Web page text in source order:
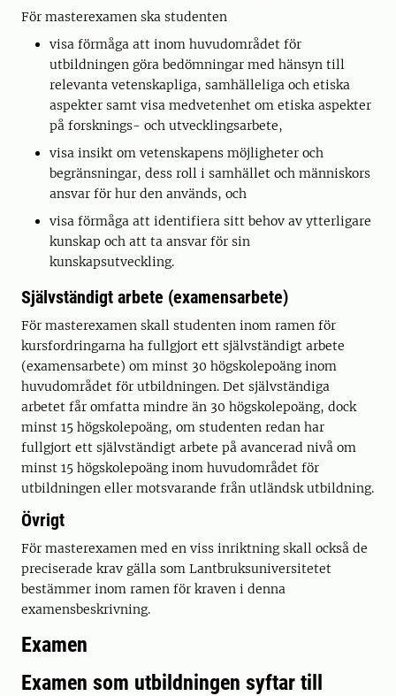
För masterexamen ska studenten
visa förmåga att inom huvudområdet för
utbildningen göra bedömningar med hänsyn till
relevanta vetenskapliga, samhälleliga och etiska
aspekter samt visa medvetenhet om etiska aspekter
på forsknings- och utvecklingsarbete,
visa insikt om vetenskapens möjligheter och
begränsningar, dess roll i samhället och människors
ansvar för hur den används, och
visa förmåga att identifiera sitt behov av ytterligare
kunskap och att ta ansvar för sin
kunskapsutveckling.
Självständigt arbete (examensarbete)
För masterexamen skall studenten inom ramen för
kursfordringarna ha fullgjort ett självständigt arbete
(examensarbete) om minst 30 högskolepoäng inom
huvudområdet för utbildningen. Det självständiga
arbetet får omfatta mindre än 30 högskolepoäng, dock
minst 15 högskolepoäng, om studenten redan har
fullgjort ett självständigt arbete på avancerad nivå om
minst 15 högskolepoäng inom huvudområdet för
utbildningen eller motsvarande från utländsk utbildning.
Övrigt
För masterexamen med en viss inriktning skall också de
preciserade krav gälla som Lantbruksuniversitetet
bestämmer inom ramen för kraven i denna
examensbeskrivning.
Examen
Examen som utbildningen syftar till